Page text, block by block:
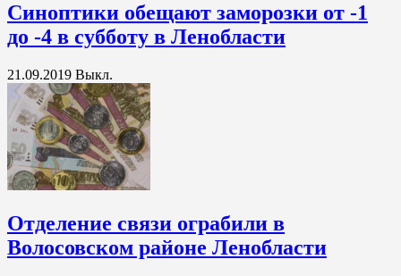
Синоптики обещают заморозки от -1
до -4 в субботу в Ленобласти
21.09.2019 Выкл.
Отделение связи ограбили в
Волосовском районе Ленобласти